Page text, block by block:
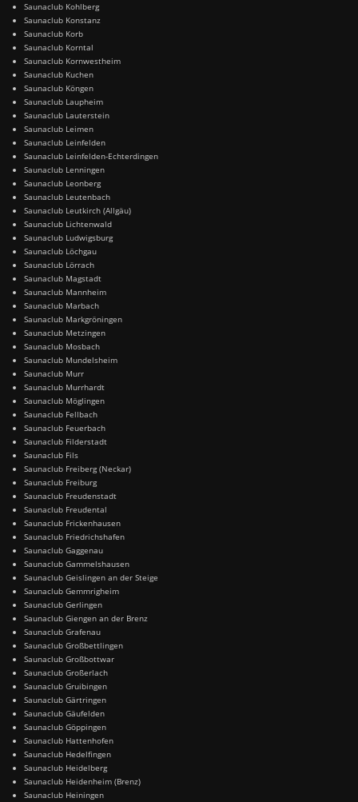
Saunaclub Kohlberg
Saunaclub Konstanz
Saunaclub Korb
Saunaclub Korntal
Saunaclub Kornwestheim
Saunaclub Kuchen
Saunaclub Köngen
Saunaclub Laupheim
Saunaclub Lauterstein
Saunaclub Leimen
Saunaclub Leinfelden
Saunaclub Leinfelden-Echterdingen
Saunaclub Lenningen
Saunaclub Leonberg
Saunaclub Leutenbach
Saunaclub Leutkirch (Allgäu)
Saunaclub Lichtenwald
Saunaclub Ludwigsburg
Saunaclub Löchgau
Saunaclub Lörrach
Saunaclub Magstadt
Saunaclub Mannheim
Saunaclub Marbach
Saunaclub Markgröningen
Saunaclub Metzingen
Saunaclub Mosbach
Saunaclub Mundelsheim
Saunaclub Murr
Saunaclub Murrhardt
Saunaclub Möglingen
Saunaclub Fellbach
Saunaclub Feuerbach
Saunaclub Filderstadt
Saunaclub Fils
Saunaclub Freiberg (Neckar)
Saunaclub Freiburg
Saunaclub Freudenstadt
Saunaclub Freudental
Saunaclub Frickenhausen
Saunaclub Friedrichshafen
Saunaclub Gaggenau
Saunaclub Gammelshausen
Saunaclub Geislingen an der Steige
Saunaclub Gemmrigheim
Saunaclub Gerlingen
Saunaclub Giengen an der Brenz
Saunaclub Grafenau
Saunaclub Großbettlingen
Saunaclub Großbottwar
Saunaclub Großerlach
Saunaclub Gruibingen
Saunaclub Gärtringen
Saunaclub Gäufelden
Saunaclub Göppingen
Saunaclub Hattenhofen
Saunaclub Hedelfingen
Saunaclub Heidelberg
Saunaclub Heidenheim (Brenz)
Saunaclub Heiningen